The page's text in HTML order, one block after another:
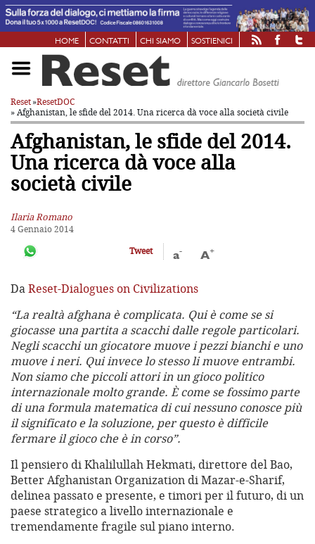
HOME CONTATTI CHI SIAMO SOSTIENICI
Reset»ResetDOC
» Afghanistan, le sfide del 2014. Una ricerca dà voce alla società civile
Afghanistan, le sfide del 2014.
Una ricerca dà voce alla
società civile
Ilaria Romano
4 Gennaio 2014
Tweet
a- A+
DaReset-Dialogues on Civilizations
“La realtà afghana è complicata. Qui è come se si
giocasse una partita a scacchi dalle regole particolari.
Negli scacchi un giocatore muove i pezzi bianchi e uno
muove i neri. Qui invece lo stesso li muove entrambi.
Non siamo che piccoli attori in un gioco politico
internazionale molto grande. È come se fossimo parte
di una formula matematica di cui nessuno conosce più
il significato e la soluzione, per questo è difficile
fermare il gioco che è in corso”.
Il pensiero di Khalilullah Hekmati, direttore del Bao,
Better Afghanistan Organization di Mazar-e-Sharif,
delinea passato e presente, e timori per il futuro, di un
paese strategico a livello internazionale e
tremendamente fragile sul piano interno.